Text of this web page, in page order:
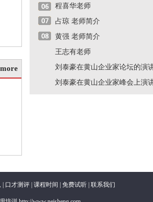
more
程喜华老师
占琼 老师简介
黄强 老师简介
王志有老师
刘泰豪在黄山企业家论坛的演
刘泰豪在黄山企业家峰会上演
口才测评 课程时间 免费试听 联系我们